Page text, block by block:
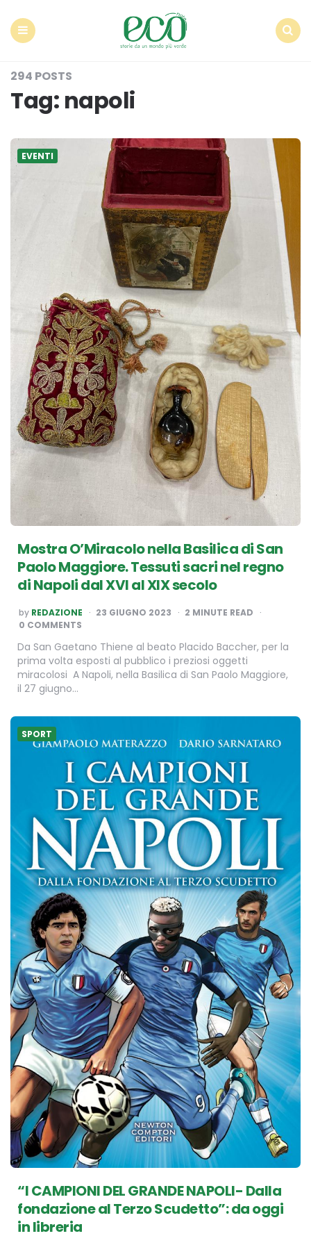
294 POSTS
Tag: napoli
EVENTI
Mostra O’Miracolo nella Basilica di San
Paolo Maggiore. Tessuti sacri nel regno
di Napoli dal XVI al XIX secolo
POSTED
BY
by REDAZIONE 23 GIUGNO 2023 2 MINUTE READ
0 COMMENTS
Da San Gaetano Thiene al beato Placido Baccher, per la
prima volta esposti al pubblico i preziosi oggetti
miracolosi A Napoli, nella Basilica di San Paolo Maggiore,
il 27 giugno…
SPORT
“I CAMPIONI DEL GRANDE NAPOLI- Dalla
fondazione al Terzo Scudetto”: da oggi
in libreria